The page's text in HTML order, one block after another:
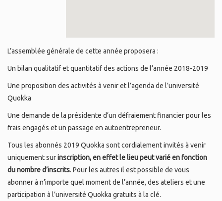
L’assemblée générale de cette année proposera :
Un bilan qualitatif et quantitatif des actions de l’année 2018-2019
Une proposition des activités à venir et l’agenda de l’université
Quokka
Une demande de la présidente d’un défraiement financier pour les
frais engagés et un passage en autoentrepreneur.
Tous les abonnés 2019 Quokka sont cordialement invités à venir
uniquement surinscription, en effet le lieu peut varié en fonction
du nombre d’inscrits. Pour les autres il est possible de vous
abonner à n’importe quel moment de l’année, des ateliers et une
participation à l’université Quokka gratuits à la clé.